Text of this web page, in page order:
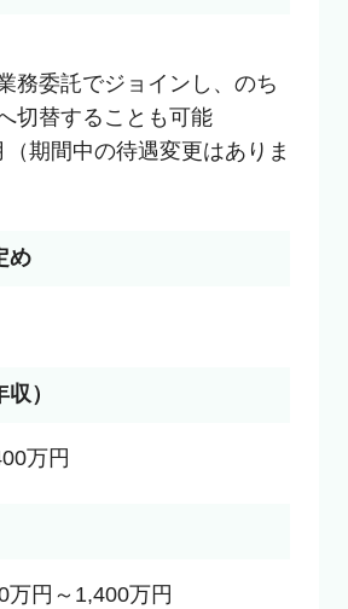
務委託でジョインし、のち
切替することも可能
期間中の待遇変更はありま
め
）
万円
円～1,400万円